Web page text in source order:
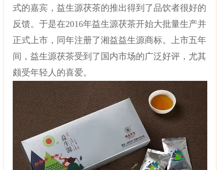
式的嘉宾，益生源茯茶的推出得到了品饮者很好的
反馈。于是在2016年益生源茯茶开始大批量生产并
正式上市，同年注册了湘益益生源商标。上市五年
间，益生源茯茶受到了国内市场的广泛好评，尤其
颇受年轻人的喜爱。